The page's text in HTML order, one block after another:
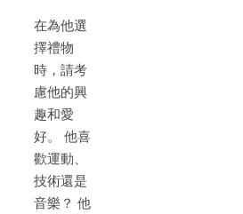
在為他選
擇禮物
時，請考
慮他的興
趣和愛
好。 他喜
歡運動、
技術還是
音樂？ 他